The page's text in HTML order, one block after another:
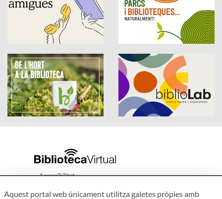
Accessibilitat
Aquest portal web únicament utilitza galetes pròpies amb